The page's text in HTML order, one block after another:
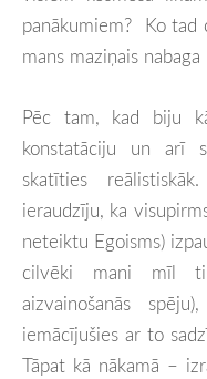
panākumiem? Ko tad
mans maziņais
Pēc tam, kad biju
konstatāciju un arī
skatīties
ieraudzīju, ka
neteiktu Egoisms)
cilvēki mani mīl
aizvainošanās
iemācījušies ar to
Tāpat kā nākamā –